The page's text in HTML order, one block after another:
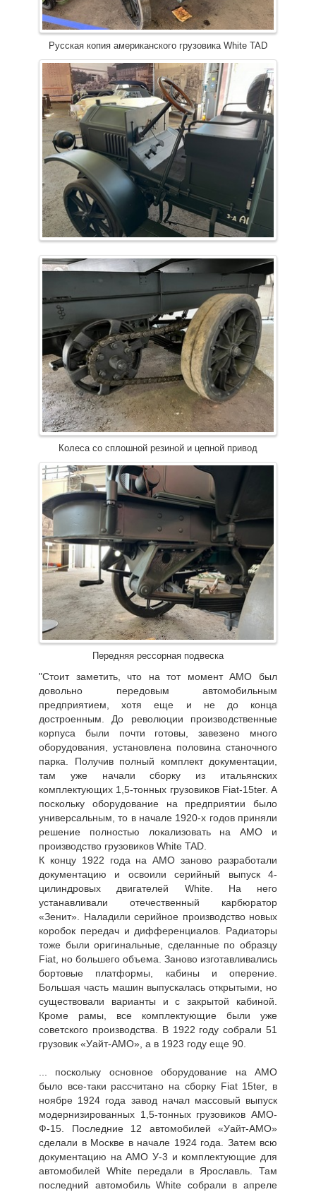
Русская копия американского грузовика White TAD
Колеса со сплошной резиной и цепной привод
Передняя рессорная подвеска
"Стоит заметить, что на тот момент АМО был
довольно передовым автомобильным
предприятием, хотя еще и не до конца
достроенным. До революции производственные
корпуса были почти готовы, завезено много
оборудования, установлена половина станочного
парка. Получив полный комплект документации,
там уже начали сборку из итальянских
комплектующих 1,5-тонных грузовиков Fiat-15ter. А
поскольку оборудование на предприятии было
универсальным, то в начале 1920-х годов приняли
решение полностью локализовать на АМО и
производство грузовиков White TAD.
К концу 1922 года на АМО заново разработали
документацию и освоили серийный выпуск 4-
цилиндровых двигателей White. На него
устанавливали отечественный карбюратор
«Зенит». Наладили серийное производство новых
коробок передач и дифференциалов. Радиаторы
тоже были оригинальные, сделанные по образцу
Fiat, но большего объема. Заново изготавливались
бортовые платформы, кабины и оперение.
Большая часть машин выпускалась открытыми, но
существовали варианты и с закрытой кабиной.
Кроме рамы, все комплектующие были уже
советского производства. В 1922 году собрали 51
грузовик «Уайт-АМО», а в 1923 году еще 90.
... поскольку основное оборудование на АМО
было все-таки рассчитано на сборку Fiat 15ter, в
ноябре 1924 года завод начал массовый выпуск
модернизированных 1,5-тонных грузовиков АМО-
Ф-15. Последние 12 автомобилей «Уайт-АМО»
сделали в Москве в начале 1924 года. Затем всю
документацию на АМО У-3 и комплектующие для
автомобилей White передали в Ярославль. Там
последний автомобиль White собрали в апреле